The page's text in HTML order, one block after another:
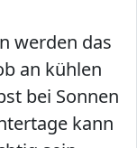
werden das
an kühlen
bei Sonnen
kann